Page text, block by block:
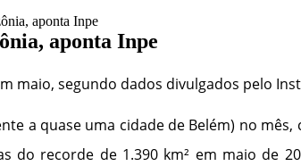
aponta Inpe
aponta Inpe
maio, segundo dados divulgados pelo
a quase uma cidade de Belém) no
do recorde de 1.390 km² em maio de